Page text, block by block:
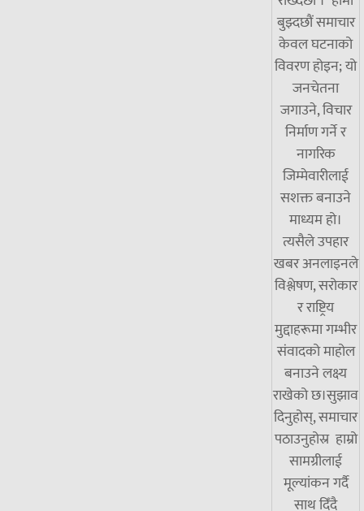
बुझ्दछौं समाचार
केवल घटनाको
विवरण होइन; यो
जनचेतना
जगाउने, विचार
निर्माण गर्ने र
नागरिक
जिम्मेवारीलाई
सशक्त बनाउने
माध्यम हो।
त्यसैले उपहार
खबर अनलाइनले
विश्लेषण, सरोकार
र राष्ट्रिय
मुद्दाहरूमा गम्भीर
संवादको माहोल
बनाउने लक्ष्य
राखेको छ।सुझाव
दिनुहोस्, समाचार
पठाउनुहोस्र हाम्रो
सामग्रीलाई
मूल्यांकन गर्दै
साथ दिँदै